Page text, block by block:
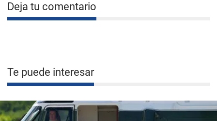
Deja tu comentario
Te puede interesar